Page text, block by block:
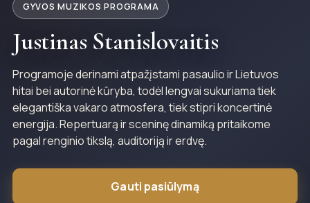
GYVOS MUZIKOS PROGRAMA
Justinas Stanislovaitis
Programoje derinami atpažįstami pasaulio ir Lietuvos
hitai bei autorinė kūryba, todėl lengvai sukuriama tiek
elegantiška vakaro atmosfera, tiek stipri koncertinė
energija. Repertuarą ir sceninę dinamiką pritaikome
pagal renginio tikslą, auditoriją ir erdvę.
Gauti pasiūlymą